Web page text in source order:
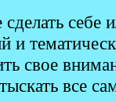
и
свое
все